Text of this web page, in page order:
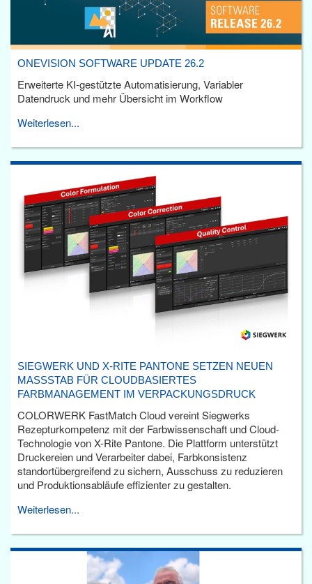
ONEVISION SOFTWARE UPDATE 26.2
Erweiterte KI-gestützte Automatisierung, Variabler
Datendruck und mehr Übersicht im Workflow
Weiterlesen...
SIEGWERK UND X-RITE PANTONE SETZEN NEUEN
MASSSTAB FÜR CLOUDBASIERTES F
ARBMANAGEMENT IM VERPACKUNGSDRUCK
COLORWERK FastMatch Cloud vereint Siegwerks
Rezepturkompetenz mit der Farbwissenschaft und Cloud-
Technologie von X-Rite Pantone. Die Plattform unterstützt
Druckereien und Verarbeiter dabei, Farbkonsistenz
standortübergreifend zu sichern, Ausschuss zu reduzieren
und Produktionsabläufe effizienter zu gestalten.
Weiterlesen...